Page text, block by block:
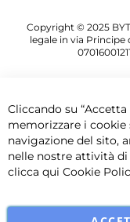
Copyright © 2025
legale in via Principe
Cliccando su
memorizzare i
navigazione del sito,
nelle nostre attività
clicca qui Cookie